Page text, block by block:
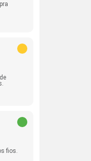
fios.